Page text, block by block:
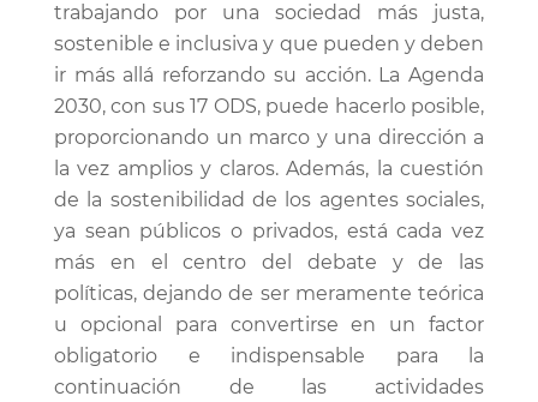
trabajando por una sociedad más justa,
sostenible e inclusiva y que pueden y deben
ir más allá reforzando su acción. La Agenda
2030, con sus 17 ODS, puede hacerlo posible,
proporcionando un marco y una dirección a
la vez amplios y claros. Además, la cuestión
de la sostenibilidad de los agentes sociales,
ya sean públicos o privados, está cada vez
más en el centro del debate y de las
políticas, dejando de ser meramente teórica
u opcional para convertirse en un factor
obligatorio e indispensable para la
continuación de las actividades